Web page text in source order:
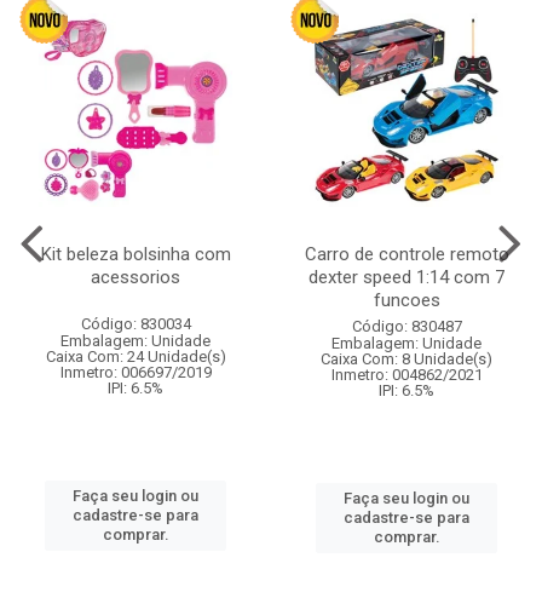
Kit beleza bolsinha com
acessorios
Código: 830034
Embalagem: Unidade
Caixa Com: 24 Unidade(s)
Inmetro: 006697/2019
IPI: 6.5%
Faça seu login ou
cadastre-se para
comprar.
Carro de controle remoto
dexter speed 1:14 com 7
funcoes
Código: 830487
Embalagem: Unidade
Caixa Com: 8 Unidade(s)
Inmetro: 004862/2021
IPI: 6.5%
Faça seu login ou
cadastre-se para
comprar.